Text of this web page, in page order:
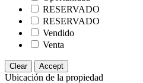
RESERVADO
RESERVADO
Vendido
Venta
Clear Accept
Ubicación de la propiedad